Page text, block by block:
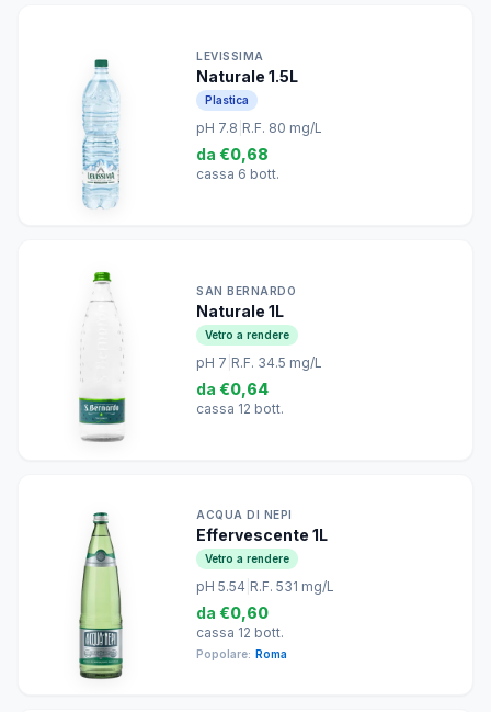
LEVISSIMA
Naturale 1.5L
Plastica
pH 7.8 R.F. 80 mg/L
da €0,68
cassa 6 bott.
SAN BERNARDO
Naturale 1L
Vetro a rendere
pH 7 R.F. 34.5 mg/L
da €0,64
cassa 12 bott.
ACQUA DI NEPI
Effervescente 1L
Vetro a rendere
pH 5.54 R.F. 531 mg/L
da €0,60
cassa 12 bott.
Popolare: Roma